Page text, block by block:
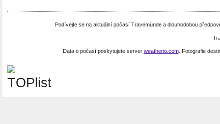
Podívejte se na aktuální počasí Travemünde a dlouhodobou
Data o počasí poskytujete server weatherio.com. Fotografie